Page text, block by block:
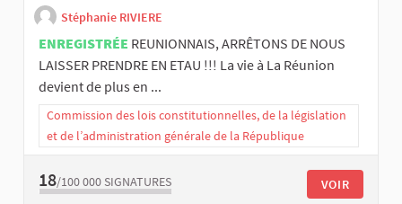
Stéphanie RIVIERE
ENREGISTRÉE REUNIONNAIS, ARRÊTONS DE NOUS
LAISSER PRENDRE EN ETAU !!! La vie à La Réunion
devient de plus en ...
Commission des lois constitutionnelles, de la législation
et de l’administration générale de la République
18/100 000 SIGNATURES VOIR